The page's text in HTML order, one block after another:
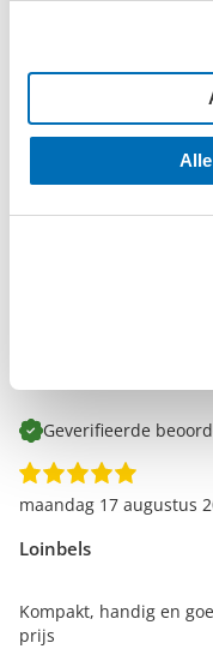
Geverifieerde
Martijn van de Haar
Raadt dit product aan
dinsdag 29 september
Geverifieerde
Loinbels
maandag 17 augustus
Kompakt, handig en
prijs